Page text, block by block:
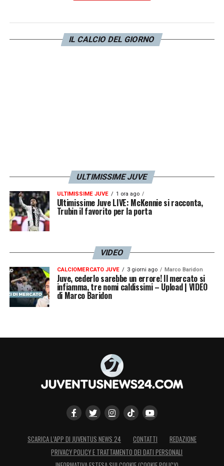
A questo si aggiunge1 tackles, ben 5
salvataggi e 2 tiri bloccati.
IL CALCIO DEL GIORNO
ULTIMISSIME JUVE
ULTIMISSIME JUVE 1 ora ago
Ultimissime Juve LIVE: McKennie si racconta,
Trubin il favorito per la porta
VIDEO
CALCIOMERCATO JUVE 3 giorni ago Marco Baridon
Juve, cederlo sarebbe un errore! Il mercato si
infiamma, tre nomi caldissimi – Upload | VIDEO
di Marco Baridon
SCARICA L’APP DI JUVENTUS NEWS 24 CONTATTI
REDAZIONE
PRIVACY POLICY E TRATTAMENTO DEI DATI PERSONALI